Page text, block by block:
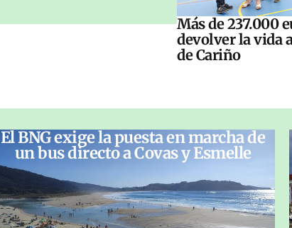
Más de 237.000
devolver la vida
de Cariño
El BNG exige la puesta en marcha de
un bus directo a Covas y Esmelle